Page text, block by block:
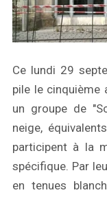
Ce lundi 29
pile le cinquième
un groupe de
neige,
participent à la
spécifique. Par
en tenues